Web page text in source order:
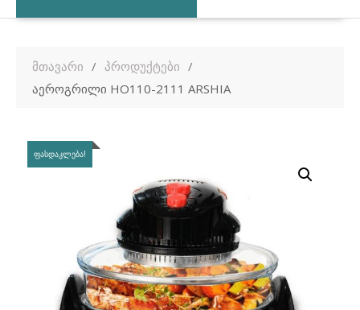
მთავარი
პროდუქტები
აეროგრილი HO110-2111 ARSHIA
ᲤᲐᲡᲓᲐᲙᲚᲔᲑᲐ!